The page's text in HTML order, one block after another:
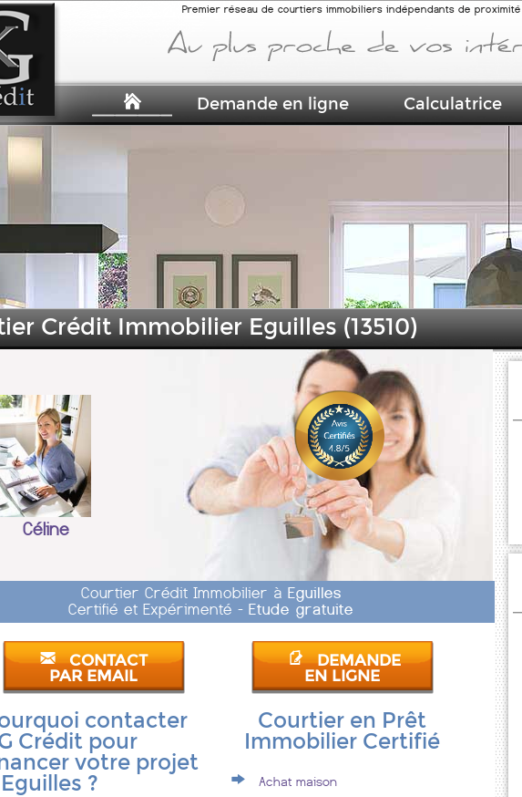
Crédit Immobilier Eguilles (13510)
Céline
Courtier Crédit Immobilier à Eguilles
Certifié et Expérimenté -Etude gratuite
CONTACT
PAR EMAIL
DEMANDE
EN LIGNE
contacter
Crédit pour
votre projet
?
Courtier en Prêt
Immobilier Certifié
Achat maison
150 000 euros
Premier réseau de courtiers immobiliers indépendants de proximité
Demande en ligne Calculatrice